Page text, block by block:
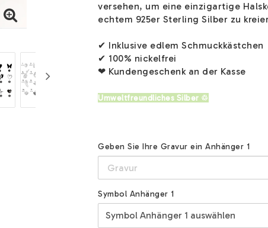
versehen, um eine einzigartige
echtem 925er Sterling Silber zu
✔ Inklusive edlem Schmuckkästchen
✔ 100% nickelfrei
❤ Kundengeschenk an der Kasse
Umweltfreundliches Silber ♲
Geben Sie Ihre Gravur ein Anhänger 1
Symbol Anhänger 1